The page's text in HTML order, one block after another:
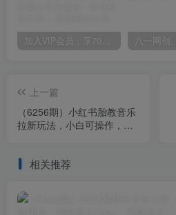
加入VIP会员，享70%的推广提成，免费学习多种网上创业课程，菜鸟秒变大神！
上一篇
（6256期）小红书胎教音乐
拉新玩法，小白可操作，日
相关推荐